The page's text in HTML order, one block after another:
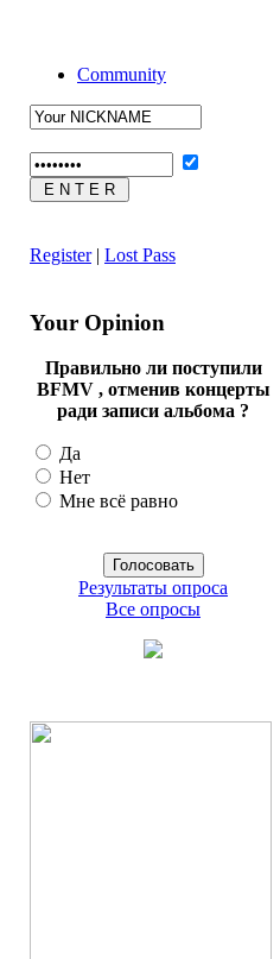
Community
Register| Lost Pass
Your Opinion
Правильно ли поступили
BFMV , отменив концерты
ради записи альбома ?
Да
Нет
Мне всё равно
Результаты опроса
Все опросы